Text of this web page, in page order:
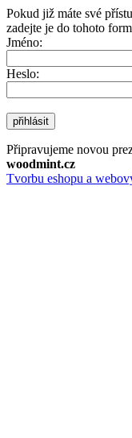
Pokud již máte své
zadejte je do tohoto
Jméno:
Heslo:
přihlásit
Připravujeme novou
woodmint.cz
Tvorbu eshopu a